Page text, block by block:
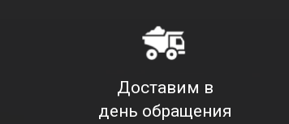
Доставим в
день обращения